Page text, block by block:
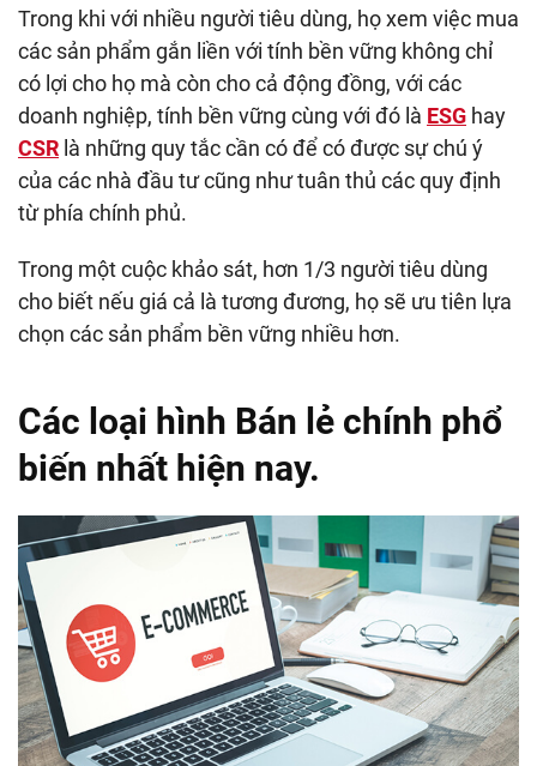
Trong khi với nhiều người tiêu dùng, họ xem việc mua
các sản phẩm gắn liền với tính bền vững không chỉ
có lợi cho họ mà còn cho cả động đồng, với các
doanh nghiệp, tính bền vững cùng với đó là ESG hay
CSR là những quy tắc cần có để có được sự chú ý
của các nhà đầu tư cũng như tuân thủ các quy định
từ phía chính phủ.
Trong một cuộc khảo sát, hơn 1/3 người tiêu dùng
cho biết nếu giá cả là tương đương, họ sẽ ưu tiên lựa
chọn các sản phẩm bền vững nhiều hơn.
Các loại hình Bán lẻ chính phổ
biến nhất hiện nay.